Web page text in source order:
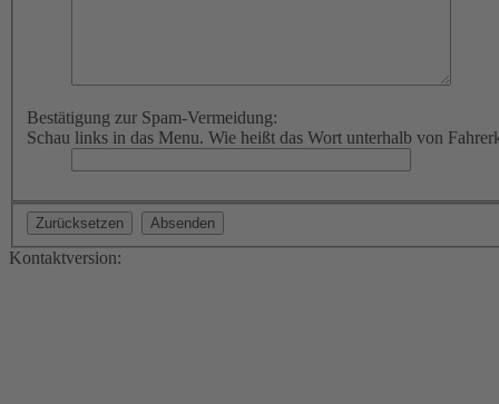
Bestätigung zur Spam-Vermeidung:
Schau links in das Menu. Wie heißt das Wort unterhalb von
Kontaktversion: